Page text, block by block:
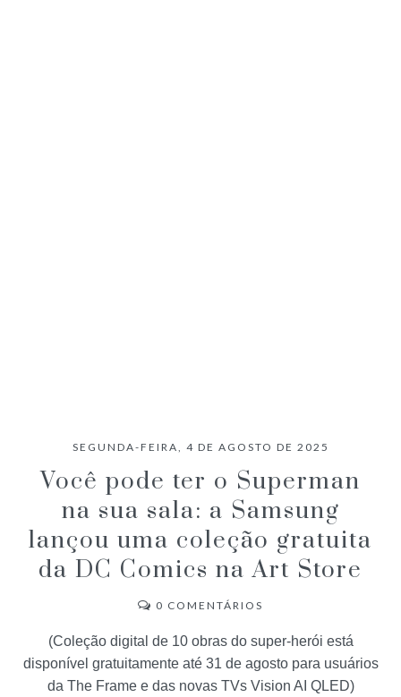
SEGUNDA-FEIRA, 4 DE AGOSTO DE 2025
Você pode ter o Superman
na sua sala: a Samsung
lançou uma coleção gratuita
da DC Comics na Art Store
0 COMENTÁRIOS
(Coleção digital de 10 obras do super-herói está
disponível gratuitamente até 31 de agosto para usuários
da The Frame e das novas TVs Vision AI QLED)